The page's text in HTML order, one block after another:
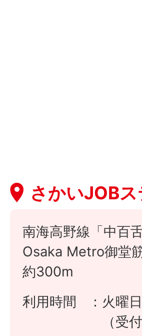
さかいJOB
南海高野線「中百
Osaka Metro御堂
約300m
利用時間
火曜
（受